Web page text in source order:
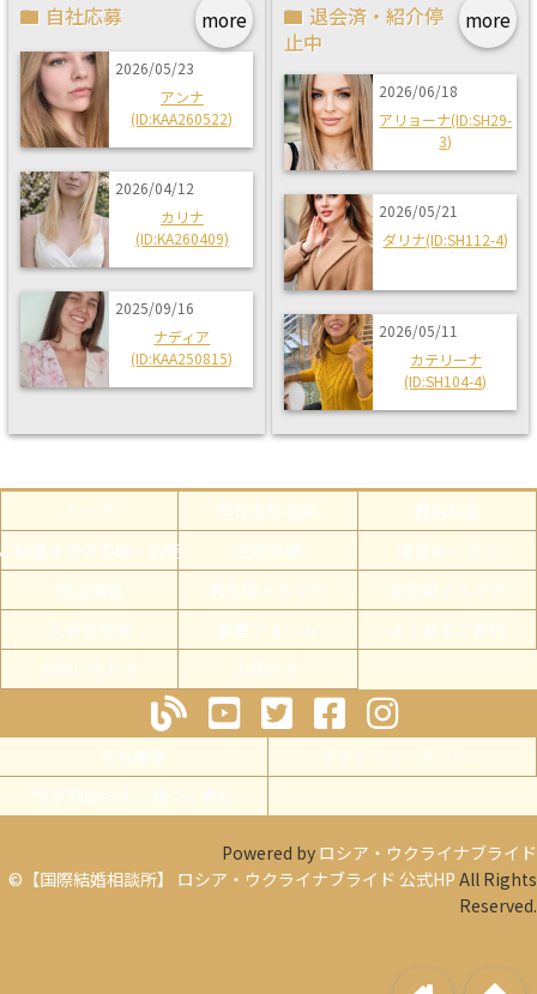
more
自社応募
2026/05/23
アンナ
(ID:KAA260522)
2026/04/12
カリナ
(ID:KA260409)
2025/09/16
ナディア
(ID:KAA250815)
more
退会済・紹介停
止中
2026/06/18
アリョーナ(ID:SH29-
3)
2026/05/21
ダリナ(ID:SH112-4)
2026/05/11
カテリーナ
(ID:SH104-4)
トップ 登録女性検索
費用料金
結婚までの手順・説明
成婚実績
運営あいさつ
婚活情報
男性用メルマガ
女性用メルマガ
入会前登録
募集フォーム
よくあるご質問
お問い合わせ
お知らせ
会社概要
プライバシーポリシー
特定商取引法に基づく表記
Powered by ロシア・ウクライナブライド
©【国際結婚相談所】 ロシア・ウクライナブライド 公式HP All Rights
Reserved.